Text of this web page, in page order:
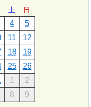
土 日
4
5
11
12
18
19
25
26
1
2
8 9